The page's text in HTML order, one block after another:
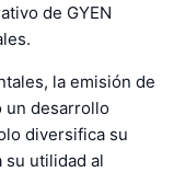
de GYEN
la emisión de
un desarrollo
diversifica su
su utilidad al